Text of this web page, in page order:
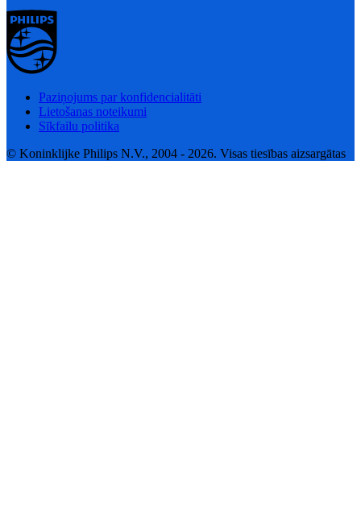
Paziņojums par konfidencialitāti
Lietošanas noteikumi
Sīkfailu politika
© Koninklijke Philips N.V., 2004 - 2026. Visas tiesības aizsargātas